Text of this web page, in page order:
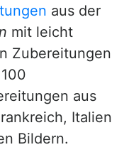
aus der
mit leicht
Zubereitungen
aus
Italien
Bildern.